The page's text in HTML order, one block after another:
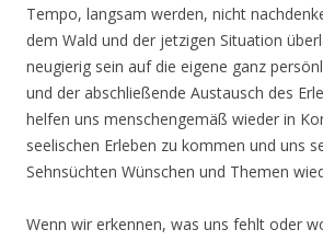
Tempo, langsam werden, nicht
dem Wald und der jetzigen Situation
neugierig sein auf die eigene ganz
und der abschließende Austausch des
helfen uns menschengemäß wieder in
seelischen Erleben zu kommen und uns
Sehnsüchten Wünschen und Themen
Wenn wir erkennen, was uns fehlt oder